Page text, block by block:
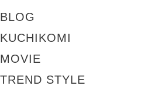
BLOG
KUCHIKOMI
MOVIE
TREND STYLE